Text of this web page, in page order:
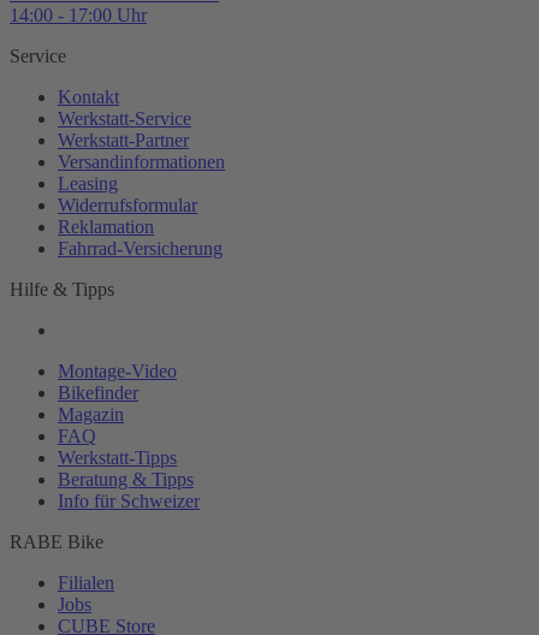
14:00 - 17:00 Uhr
Service
Kontakt
Werkstatt-Service
Werkstatt-Partner
Versandinformationen
Leasing
Widerrufsformular
Reklamation
Fahrrad-Versicherung
Hilfe & Tipps
Montage-Video
Bikefinder
Magazin
FAQ
Werkstatt-Tipps
Beratung & Tipps
Info für Schweizer
RABE Bike
Filialen
Jobs
CUBE Store